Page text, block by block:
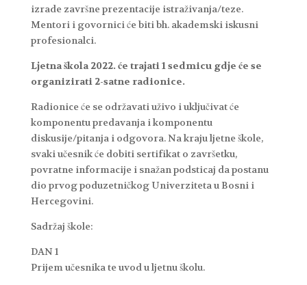
izrade završne prezentacije istraživanja/teze.
Mentori i govornici će biti bh. akademski iskusni
profesionalci.
Ljetna škola 2022. će trajati 1 sedmicu gdje će se
organizirati 2-satne radionice.
Radionice će se održavati uživo i uključivat će
komponentu predavanja i komponentu
diskusije/pitanja i odgovora. Na kraju ljetne škole,
svaki učesnik će dobiti sertifikat o završetku,
povratne informacije i snažan podsticaj da postanu
dio prvog poduzetničkog Univerziteta u Bosni i
Hercegovini.
Sadržaj škole:
DAN 1
Prijem učesnika te uvod u ljetnu školu.